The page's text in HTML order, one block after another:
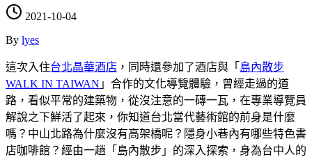
2021-10-04
By lyes
這次入住台北晶華酒店 ，同時還參加了酒店與「 島內散步
WALK IN TAIWAN 」合作的文化導覽體驗，曾經走過的道
路，看似平常的建築物，從沒注意的一磚一瓦，在專業導覽員
解說之下鮮活了起來，你知道台北當代藝術館的前身是什麼
嗎？中山北路為什麼沒有高架橋呢？隱身小巷內有哪些特色書
店咖啡館？經由一趟「島內散步」的深入探索，身為台中人的